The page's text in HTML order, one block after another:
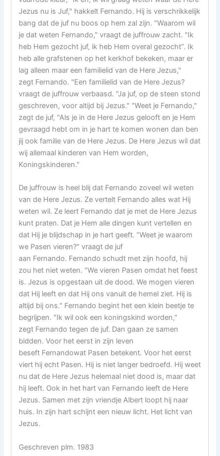
Jezus nu is Juf," hakkelt Fernando. Hij is verschrikkelijk
bang dat de juf nu boos op hem zal zijn. "Waarom wil
je dat weten Fernando," vraagt de juffrouw zacht. "Ik
heb Hem gezocht juf, ik heb Hem overal gezocht”. Ik
heb alle grafstenen op het kerkhof bekeken, maar er
lag alleen maar een familielid van de Here Jezus,"
zegt Fernando. "Een familielid van de Here Jezus?
vraagt de juffrouw verbaasd. "Ja juf, op de steen stond
geschreven, voor altijd bij Jezus." "Weet je Fernando,"
zegt de juf, "Als je in de Here Jezus gelooft en je Hem
gevraagd hebt om in je hart te komen wonen dan ben
jij ook familie van de Here Jezus. De Here Jezus wil dat
wij allemaal kinderen van Hem worden,
Koningskinderen."
De juffrouw is heel blij dat Fernando zoveel wil weten
van de Here Jezus. Ze vertelt Fernando alles wat Hij
weten wil. Ze leert Fernando dat je met de Here Jezus
kunt praten. Dat je Hem alle dingen kunt vertellen en
dat Hij je blijdschap in je hart geeft. “Weet je waarom
we Pasen vieren?" vraagt de juf
aan Fernando. Fernando schudt met zijn hoofd, hij
zou het niet weten. "We vieren Pasen omdat het feest
is. Jezus is opgestaan uit de dood. We mogen vieren
dat Hij leeft en dat Hij ons vanuit de hemel ziet. Hij is
altijd bij ons." Fernando begint het een klein beetje te
begrijpen. "Ik wil ook een koningskind worden,"
zegt Fernando tegen de juf. Dan gaan ze samen
bidden. Voor het eerst in zijn leven
beseft Fernandowat Pasen betekent. Voor het eerst
viert hij echt Pasen. Hij is niet langer bedroefd. Hij weet
nu dat de Here Jezus helemaal niet dood is, maar dat
hij leeft. Ook in het hart van Fernando leeft de Here
Jezus. Samen met zijn vriendje Albert loopt hij naar
huis. In zijn hart schijnt een nieuw licht. Het licht van
Jezus.
Geschreven plm. 1983